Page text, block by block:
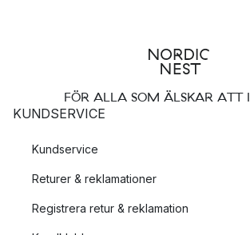
FÖR ALLA SOM ÄLSKAR ATT
KUNDSERVICE
Kundservice
Returer & reklamationer
Registrera retur & reklamation